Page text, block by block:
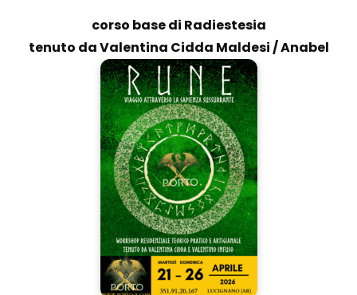
corso base di Radiestesia
tenuto da Valentina Cidda Maldesi / Anabel